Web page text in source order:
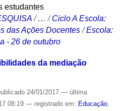
estudantes
/…/Ciclo A Escola:
das Ações Docentes /Escola:
- 26 de outubro
da mediação
24/01/2017 — última
08:19 — registrado em: Educação,